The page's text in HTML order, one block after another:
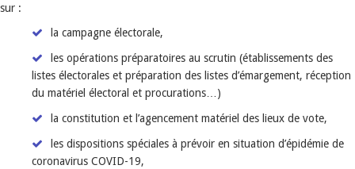
sur :
la campagne électorale,
les opérations préparatoires au scrutin (établissements des
listes électorales et préparation des listes d’émargement, réception
du matériel électoral et procurations…)
la constitution et l’agencement matériel des lieux de vote,
les dispositions spéciales à prévoir en situation d’épidémie de
coronavirus COVID-19,